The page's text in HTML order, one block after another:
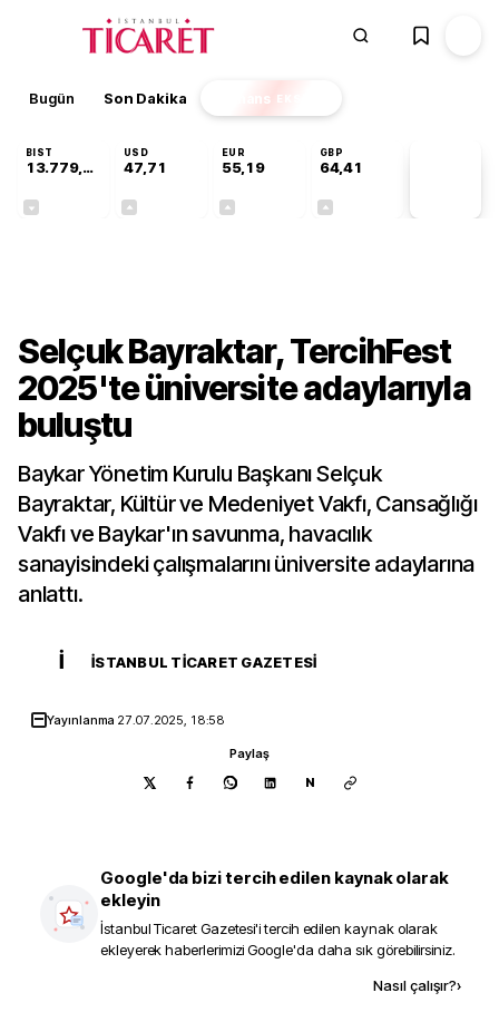
Bugün Son Dakika Finans EKSTRA
BIST
13.779,39
USD
47,71
EUR
55,19
GBP
64,41
Selçuk Bayraktar, TercihFest
2025'te üniversite adaylarıyla
buluştu
Baykar Yönetim Kurulu Başkanı Selçuk
Bayraktar, Kültür ve Medeniyet Vakfı, Cansağlığı
Vakfı ve Baykar'ın savunma, havacılık
sanayisindeki çalışmalarını üniversite adaylarına
anlattı.
İ İSTANBUL TICARET GAZETESI
Yayınlanma 27.07.2025, 18:58
Paylaş
N
Google'da bizi tercih edilen kaynak olarak
ekleyin
İstanbul Ticaret Gazetesi'i tercih edilen kaynak olarak
ekleyerek haberlerimizi Google'da daha sık görebilirsiniz.
Nasıl çalışır?›